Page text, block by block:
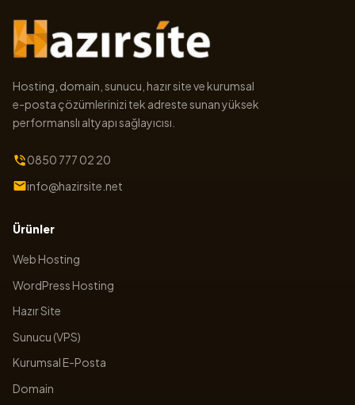
Hosting, domain, sunucu, hazır site ve kurumsal
e-posta çözümlerinizi tek adreste sunan yüksek
performanslı altyapı sağlayıcısı.
0850 777 02 20
info@hazirsite.net
Ürünler
Web Hosting
WordPress Hosting
Hazır Site
Sunucu (VPS)
Kurumsal E-Posta
Domain